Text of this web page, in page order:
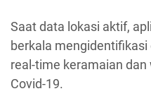
Saat data lokasi aktif,
berkala
real-time keramaian
Covid-19.